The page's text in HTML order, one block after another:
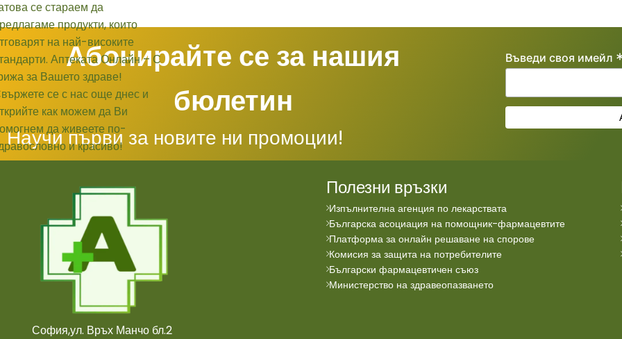
Абонирайте се за нашия
бюлетин
Научи първи за новите ни промоции!
Въведи своя имейл
София,ул. Връх Манчо бл.2
Полезни връзки
Изпълнителна агенция по лекарствата
Българска асоциация на помощник-фармацевтите
Платформа за онлайн решаване на спорове
Комисия за защита на потребителите
Български фармацевтичен съюз
Министерство на здравеопазването